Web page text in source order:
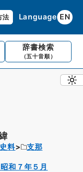
法 Language EN
辞書検索
（五十音順）
料
支那
和７年５月